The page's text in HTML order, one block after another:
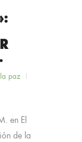
paz
en El
de la